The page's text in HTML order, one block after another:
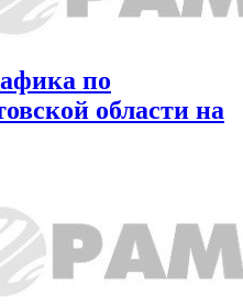
по
области на